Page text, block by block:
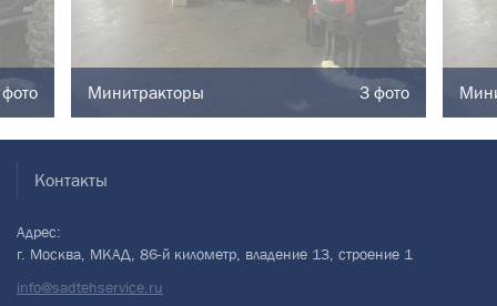
Минитракторы 3 фото
Контакты
Адрес:
г. Москва, МКАД, 86-й километр, владение 13, строение 1
info@sadtehservice.ru